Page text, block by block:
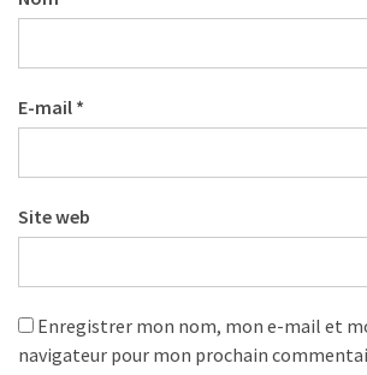
(32)
Certification
E-mail *
Site web
Enregistrer mon nom, mon e-mail et
navigateur pour mon prochain